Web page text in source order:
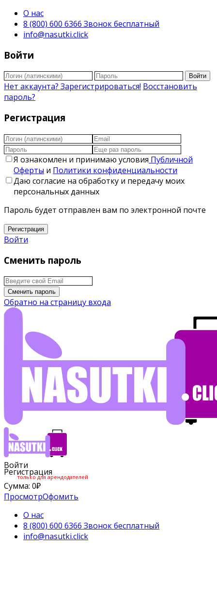
О нас
8 (800) 600 6366 Звонок бесплатный
info@nasutki.click
Войти
Войти
Нет аккаунта? Зарегистрироваться! Восстановить
пароль?
Регистрация
Я ознакомлен и принимаю условия Публичной
Оферты и Политики конфиденциальности
Даю согласие на обработку и передачу моих
персональных данных
Пароль будет отправлен вам по электронной почте
Регистрация
Войти
Сменить пароль
Сменить пароль
Обратно на страницу входа
Войти
Регистрация
только для арендодателей
Сумма: 0₽
ПросмотрОфомить
О нас
8 (800) 600 6366 Звонок бесплатный
info@nasutki.click